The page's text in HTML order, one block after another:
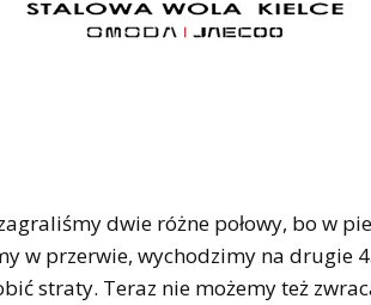
dwie różne połowy, bo w
w przerwie, wychodzimy na drugie
straty. Teraz nie możemy też